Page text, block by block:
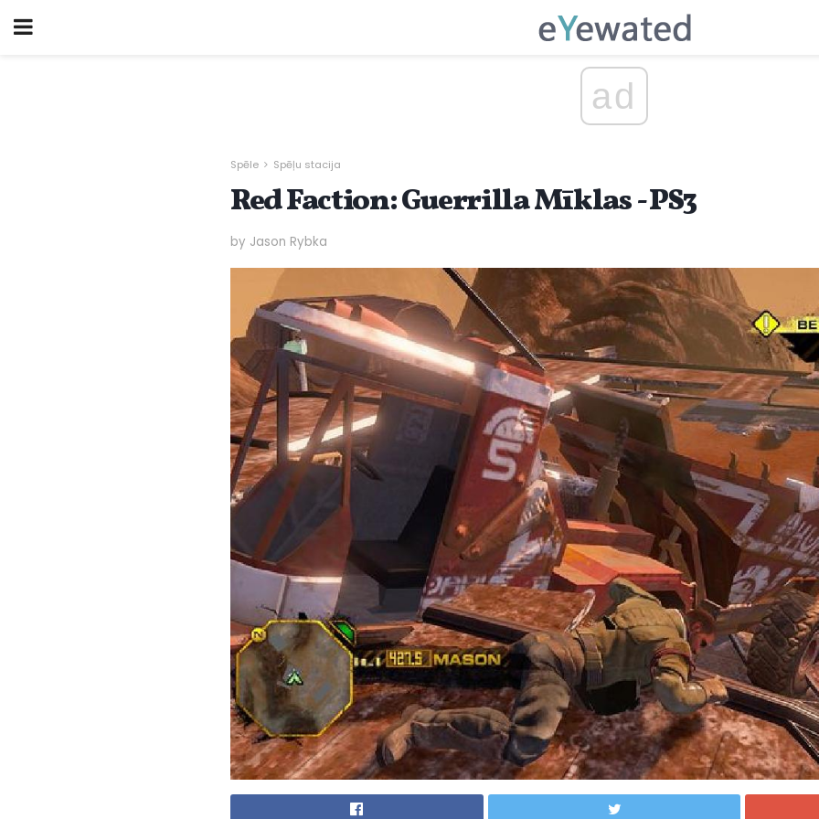
ad
Spēle Spēļu stacija
Red Faction: Guerrilla Mīklas - PS3
by Jason Rybka